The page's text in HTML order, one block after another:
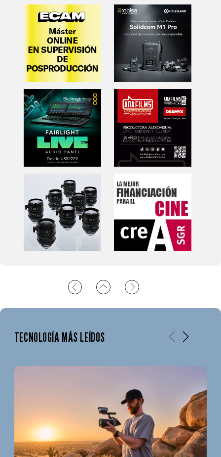
TECNOLOGÍA MÁS LEÍDOS